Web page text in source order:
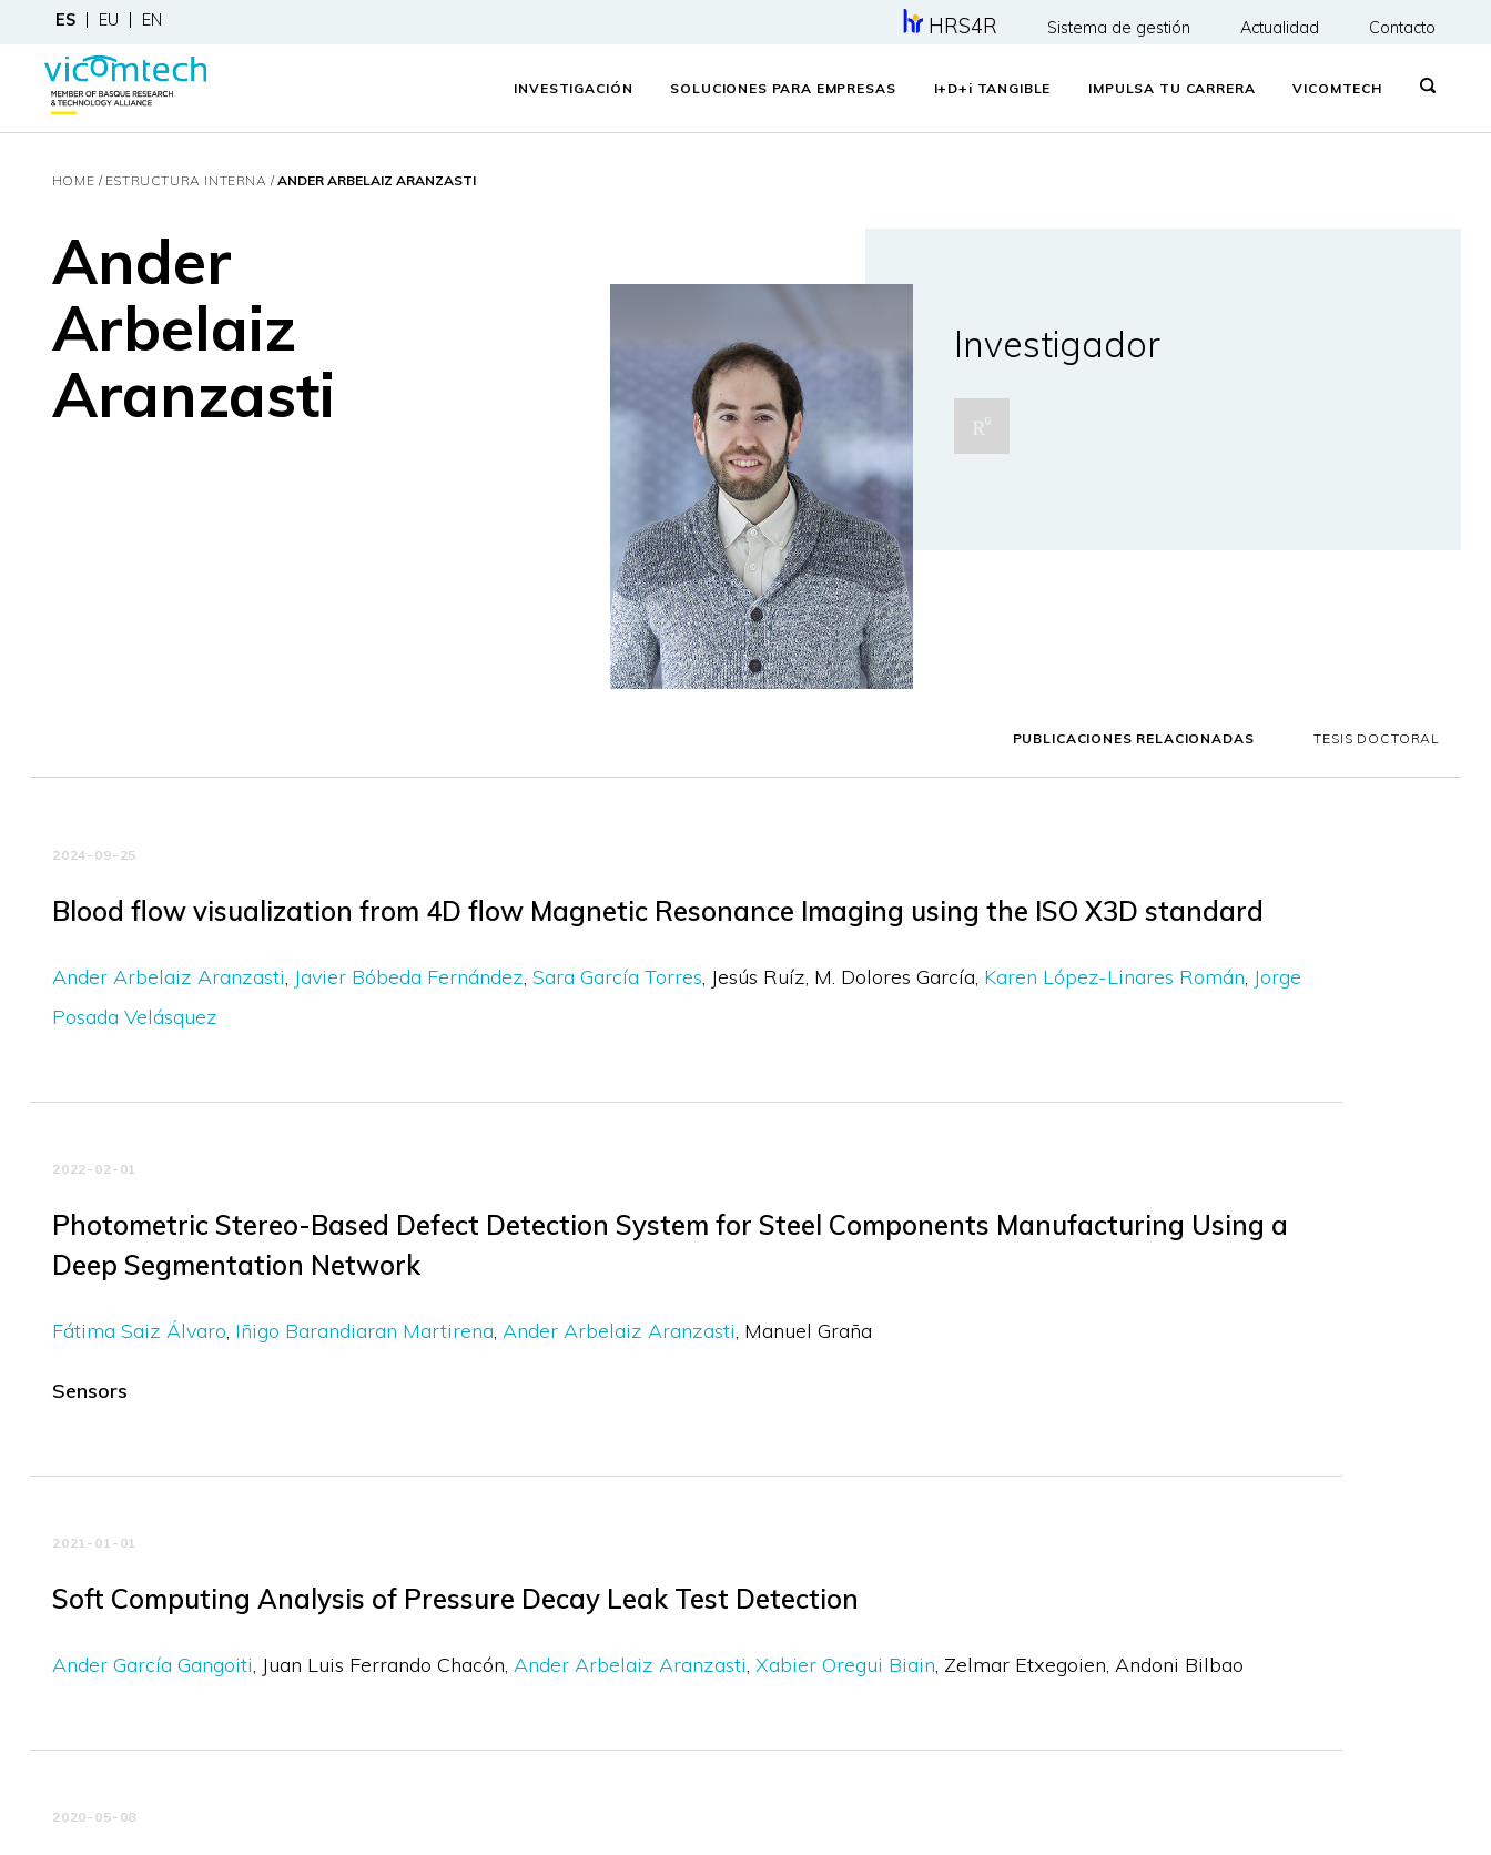
ES EU EN HRS4R Sistema de gestión Actualidad Contacto
INVESTIGACIÓN SOLUCIONES PARA EMPRESAS I+D+ i TANGIBLE IMPULSA TU CARRERA VICOMTECH
HOME ESTRUCTURA INTERNA ANDER ARBELAIZ ARANZASTI
Ander
Arbelaiz
Aranzasti
Investigador
PUBLICACIONES RELACIONADAS TESIS DOCTORAL
2024-09-25
Blood flow visualization from 4D flow Magnetic Resonance Imaging using the ISO X3D standard
Ander Arbelaiz Aranzasti Javier Bóbeda Fernández Sara García Torres Jesús Ruíz M. Dolores García Karen López-Linares Román Jorge
Posada Velásquez
2022-02-01
Photometric Stereo-Based Defect Detection System for Steel Components Manufacturing Using a
Deep Segmentation Network
Fátima Saiz Álvaro Iñigo Barandiaran Martirena Ander Arbelaiz Aranzasti Manuel Graña
Sensors
2021-01-01
Soft Computing Analysis of Pressure Decay Leak Test Detection
Ander García Gangoiti Juan Luis Ferrando Chacón Ander Arbelaiz Aranzasti Xabier Oregui Biain Zelmar Etxegoien Andoni Bilbao
2020-05-08